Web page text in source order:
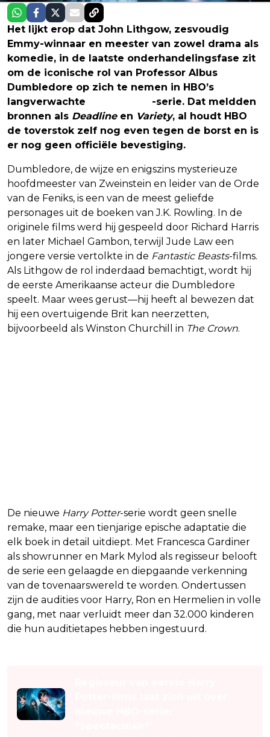
Het lijkt erop dat John Lithgow, zesvoudig
Emmy-winnaar en meester van zowel drama als
komedie, in de laatste onderhandelingsfase zit
om de iconische rol van Professor Albus
Dumbledore op zich te nemen in HBO’s
langverwachte
-serie. Dat meldden
bronnen als Deadlineen Variety, al houdt HBO
de toverstok zelf nog even tegen de borst en is
er nog geen officiële bevestiging.
Dumbledore, de wijze en enigszins mysterieuze
hoofdmeester van Zweinstein en leider van de Orde
van de Feniks, is een van de meest geliefde
personages uit de boeken van J.K. Rowling. In de
originele films werd hij gespeeld door Richard Harris
en later Michael Gambon, terwijl Jude Law een
jongere versie vertolkte in de Fantastic Beasts-films.
Als Lithgow de rol inderdaad bemachtigt, wordt hij
de eerste Amerikaanse acteur die Dumbledore
speelt. Maar wees gerust—hij heeft al bewezen dat
hij een overtuigende Brit kan neerzetten,
bijvoorbeeld als Winston Churchill in The Crown.
De nieuwe Harry Potter-serie wordt geen snelle
remake, maar een tienjarige epische adaptatie die
elk boek in detail uitdiept. Met Francesca Gardiner
als showrunner en Mark Mylod als regisseur belooft
de serie een gelaagde en diepgaande verkenning
van de tovenaarswereld te worden. Ondertussen
zijn de audities voor Harry, Ron en Hermelien in volle
gang, met naar verluidt meer dan 32.000 kinderen
die hun auditietapes hebben ingestuurd.